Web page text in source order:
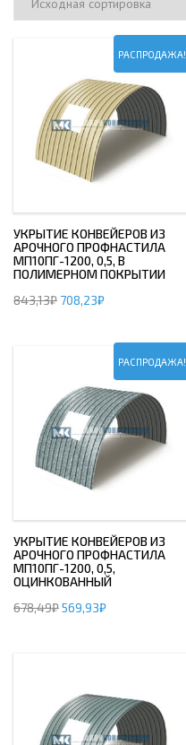
РАСПРОДАЖА!
УКРЫТИЕ КОНВЕЙЕРОВ ИЗ
АРОЧНОГО ПРОФНАСТИЛА
МП10ПГ-1200, 0,5, В
ПОЛИМЕРНОМ ПОКРЫТИИ
843,13₽ 708,23₽
РАСПРОДАЖА!
УКРЫТИЕ КОНВЕЙЕРОВ ИЗ
АРОЧНОГО ПРОФНАСТИЛА
МП10ПГ-1200, 0,5,
ОЦИНКОВАННЫЙ
678,49₽569,93₽